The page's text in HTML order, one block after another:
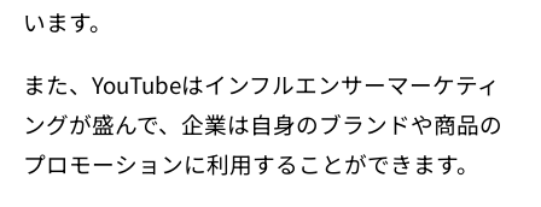
います。
また、YouTubeはインフルエンサーマーケティ
ングが盛んで、企業は自身のブランドや商品の
プロモーションに利用することができます。